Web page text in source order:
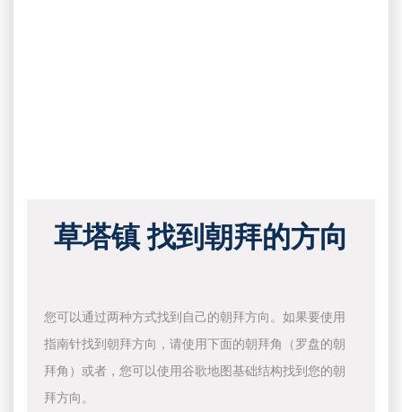
草塔镇 找到朝拜的方向
您可以通过两种方式找到自己的朝拜方向。如果要使用
指南针找到朝拜方向，请使用下面的朝拜角（罗盘的朝
拜角）或者，您可以使用谷歌地图基础结构找到您的朝
拜方向。